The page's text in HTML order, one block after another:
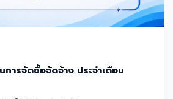
การจัดซื้อจัดจ้าง ประจำเดือน